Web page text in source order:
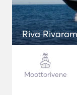
Riva
Moottorivene